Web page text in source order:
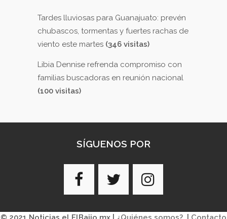
Tardes lluviosas para Guanajuato: prevén
chubascos, tormentas y fuertes rachas de
viento este martes (346 visitas)
Libia Dennise refrenda compromiso con
familias buscadoras en reunión nacional
(100 visitas)
SÍGUENOS POR